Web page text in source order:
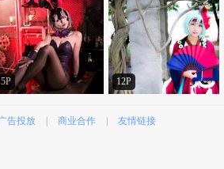
5P 12P
告投放 商业合作 友情链接